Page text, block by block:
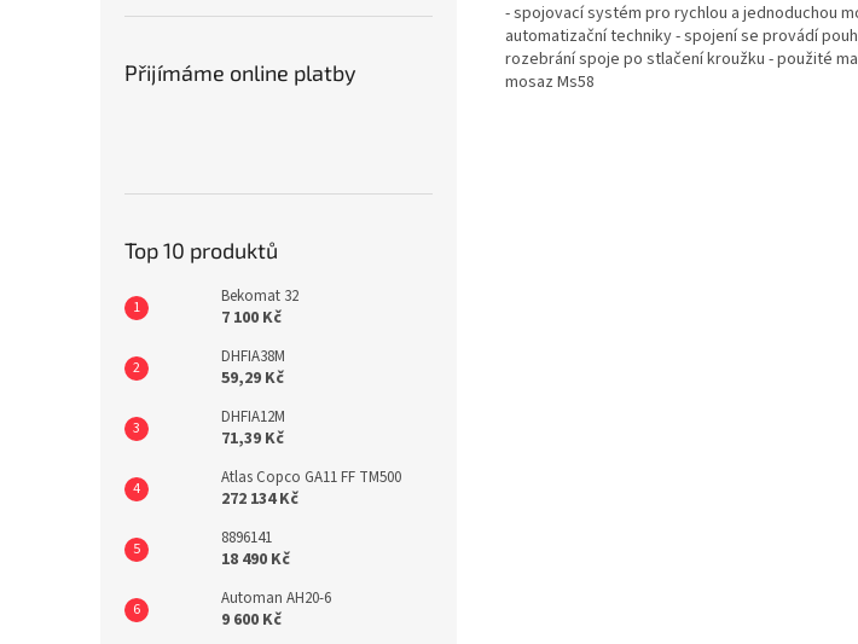
Přijímáme online platby
Top 10 produktů
Bekomat 32
7 100 Kč
DHFIA38M
59,29 Kč
DHFIA12M
71,39 Kč
Atlas Copco GA11 FF TM500
272 134 Kč
8896141
18 490 Kč
Automan AH20-6
9 600 Kč
- spojovací systém pro rychlou a jednoduchou
automatizační techniky - spojení se provádí
rozebrání spoje po stlačení kroužku - použité
mosaz Ms58